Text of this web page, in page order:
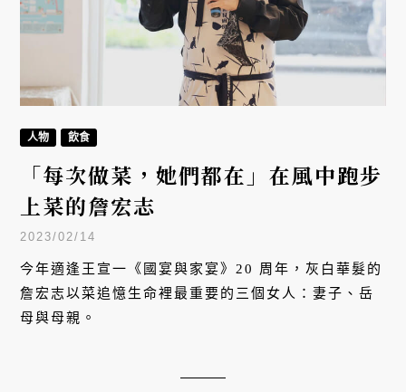
人物 飲食
「每次做菜，她們都在」在風中跑步
上菜的詹宏志
2023/02/14
今年適逢王宣一《國宴與家宴》20 周年，灰白華髮的
詹宏志以菜追憶生命裡最重要的三個女人：妻子、岳
母與母親。